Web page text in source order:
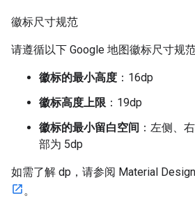
徽标尺寸规范
请遵循以下 Google 地图徽标尺寸规范
徽标的最小高度 ：16dp
徽标高度上限 ：19dp
徽标的最小留白空间 ：左侧、
部为 5dp
如需了解 dp，请参阅 Material
。